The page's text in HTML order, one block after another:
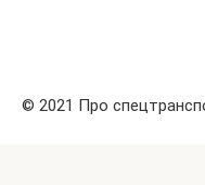
© 2021 Про